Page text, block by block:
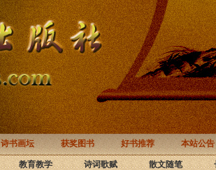
诗书画坛 获奖图书 好书推荐 本站公告
教育教学 诗词歌赋 散文随笔